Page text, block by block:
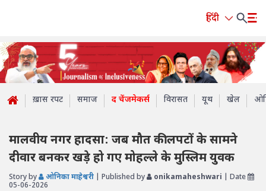
हिंदी
ख़ास रपट समाज द चेंजमेकर्स विरासत यूथ खेल
मालवीय नगर हादसा: जब मौत की लपटों के सामने
दीवार बनकर खड़े हो गए मोहल्ले के मुस्लिम युवक
Story by ओनिका माहेश्वरी | Published by onikamaheshwari | Date
05-06-2026